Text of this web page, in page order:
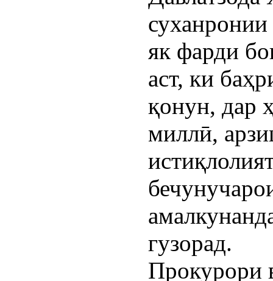
як фарди
аст, ки
қонун, дар
миллӣ,
гузорад.
Прокурори